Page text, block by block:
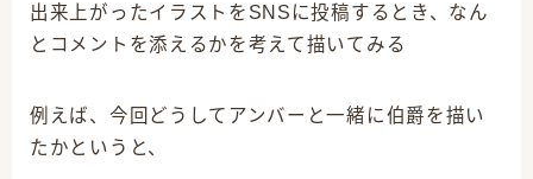
出来上がったイラストをSNSに投稿するとき、なん
とコメントを添えるかを考えて描いてみる
例えば、今回どうしてアンバーと一緒に伯爵を描い
たかというと、